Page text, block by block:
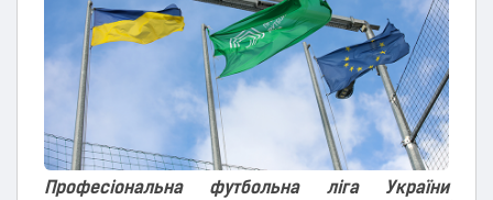
Професіональна футбольна ліга України